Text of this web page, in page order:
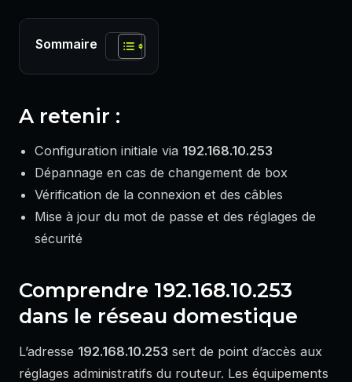
Sommaire
A retenir :
Configuration initiale via 192.168.10.253
Dépannage en cas de changement de box
Vérification de la connexion et des câbles
Mise à jour du mot de passe et des réglages de
sécurité
Comprendre 192.168.10.253
dans le réseau domestique
L’adresse 192.168.10.253 sert de point d’accès aux
réglages administratifs du routeur. Les équipements